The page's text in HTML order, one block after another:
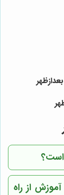
است؟
از راه